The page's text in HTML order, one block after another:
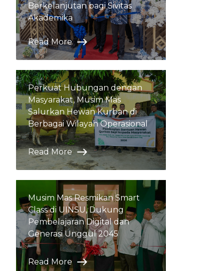
Berkelanjutan bagi Sivitas
Akademika
Read More
Perkuat Hubungan dengan
Masyarakat, Musim Mas
Salurkan Hewan Kurban di
Berbagai Wilayah Operasional
Read More
Musim Mas Resmikan Smart
Class di UINSU, Dukung
Pembelajaran Digital dan
Generasi Unggul 2045
Read More